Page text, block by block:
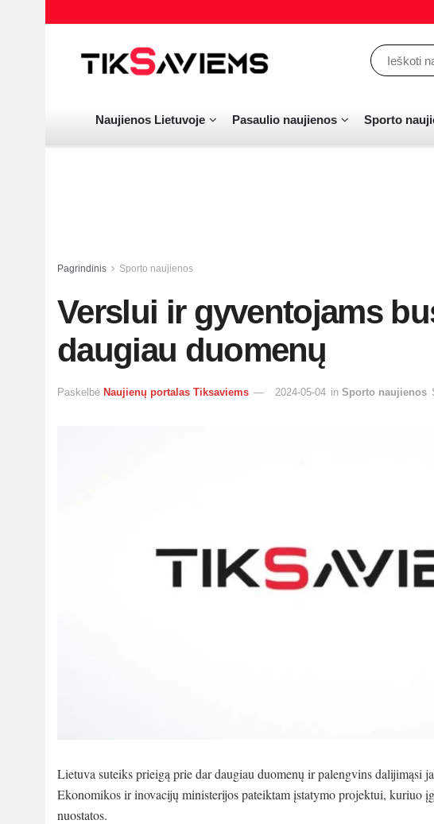
Naujienos Lietuvoje Pasaulio naujienos Sporto
Pagrindinis Sporto naujienos
Verslui ir gyventojams
daugiau duomenų
Paskelbė Naujienų portalas Tiksaviems 2024-05-04 in Sporto naujienos
Lietuva suteiks prieigą prie dar daugiau duomenų ir palengvins dalijimąsi
Ekonomikos ir inovacijų ministerijos pateiktam įstatymo projektui, kuriuo
nuostatos.